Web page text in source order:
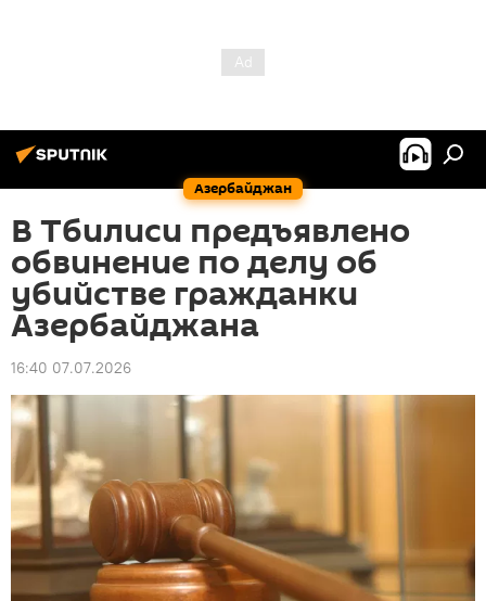
Азербайджан
В Тбилиси предъявлено
обвинение по делу об
убийстве гражданки
Азербайджана
16:40 07.07.2026